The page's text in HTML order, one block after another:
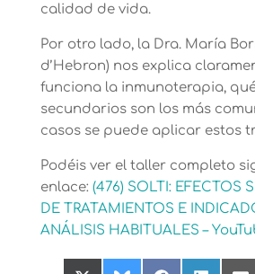
calidad de vida.
Por otro lado, la Dra. María
d’Hebron) nos explica
funciona la inmunoterapia,
secundarios son los más
casos se puede aplicar estos
Podéis ver el taller completo
enlace: (476) SOLTI: EFECTOS
DE TRATAMIENTOS E
ANÁLISIS HABITUALES –